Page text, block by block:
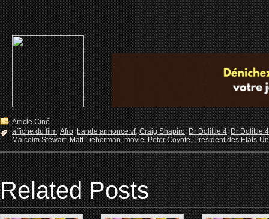
Article Ciné
affiche du film,Afro,bande annonce vf,Craig Shapiro,Dr Dolittle 4,Dr Dolittle
Malcolm Stewart,Matt Lieberman,movie,Peter Coyote,President des Etats-
Related Posts